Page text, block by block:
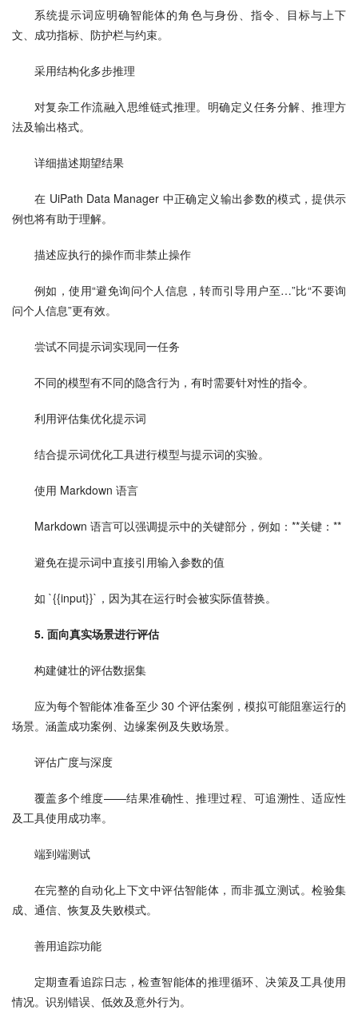
系统提示词应明确智能体的角色与身份、指令、目标与上下
文、成功指标、防护栏与约束。
采用结构化多步推理
对复杂工作流融入思维链式推理。明确定义任务分解、推理方
法及输出格式。
详细描述期望结果
在 UiPath Data Manager 中正确定义输出参数的模式，提供示
例也将有助于理解。
描述应执行的操作而非禁止操作
例如，使用“避免询问个人信息，转而引导用户至…”比“不要询
问个人信息”更有效。
尝试不同提示词实现同一任务
不同的模型有不同的隐含行为，有时需要针对性的指令。
利用评估集优化提示词
结合提示词优化工具进行模型与提示词的实验。
使用 Markdown 语言
Markdown 语言可以强调提示中的关键部分，例如：**关键：**
避免在提示词中直接引用输入参数的值
如 `{{input}}`，因为其在运行时会被实际值替换。
5. 面向真实场景进行评估
构建健壮的评估数据集
应为每个智能体准备至少 30 个评估案例，模拟可能阻塞运行的
场景。涵盖成功案例、边缘案例及失败场景。
评估广度与深度
覆盖多个维度——结果准确性、推理过程、可追溯性、适应性
及工具使用成功率。
端到端测试
在完整的自动化上下文中评估智能体，而非孤立测试。检验集
成、通信、恢复及失败模式。
善用追踪功能
定期查看追踪日志，检查智能体的推理循环、决策及工具使用
情况。识别错误、低效及意外行为。